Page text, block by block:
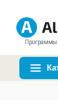
Программы